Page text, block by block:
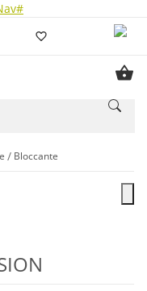
Bloccante